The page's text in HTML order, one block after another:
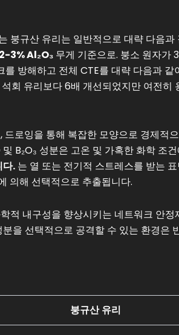
붕규산 유리는 일반적으로 대략 다음과
3% Al₂O₃ 무게 기준으로. 붕소 원자가
방해하고 전체 CTE를 대략 다음과 같
회 유리보다 6배 개선되었지만 여전히
로잉을 통해 복잡한 모양으로 경제적
B₂O₃ 성분은 고온 및 가혹한 화학 조
다. 는 열 또는 전기적 스트레스를 받는
의해 선택적으로 추출됩니다.
적 내구성을 향상시키는 네트워크 안정
을 선택적으로 공격할 수 있는 환경은
붕규산 유리